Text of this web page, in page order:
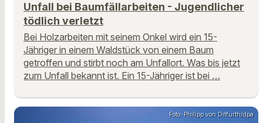
Unfall bei Baumfällarbeiten - Jugendlicher
tödlich verletzt
Bei Holzarbeiten mit seinem Onkel wird ein 15-
Jähriger in einem Waldstück von einem Baum
getroffen und stirbt noch am Unfallort. Was bis jetzt
zum Unfall bekannt ist. Ein 15-Jähriger ist bei …
Foto: Philipp von Ditfurth/dpa